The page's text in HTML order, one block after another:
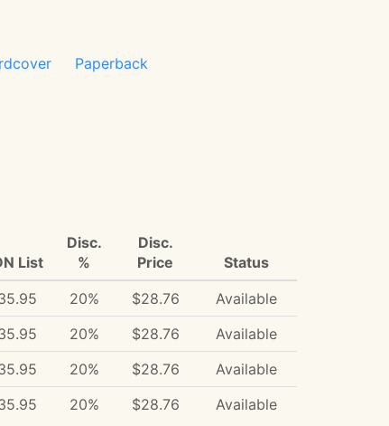
Paperback
List
Disc.
%
Disc.
Price
Status
20% $28.76
Available
20% $28.76
Available
20% $28.76
Available
20% $28.76 Available